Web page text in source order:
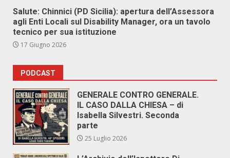
Salute: Chinnici (PD Sicilia): apertura dell’Assessora
agli Enti Locali sul Disability Manager, ora un tavolo
tecnico per sua istituzione
17 Giugno 2026
PODCAST
GENERALE CONTRO GENERALE.
IL CASO DALLA CHIESA – di
Isabella Silvestri. Seconda
parte
25 Luglio 2026